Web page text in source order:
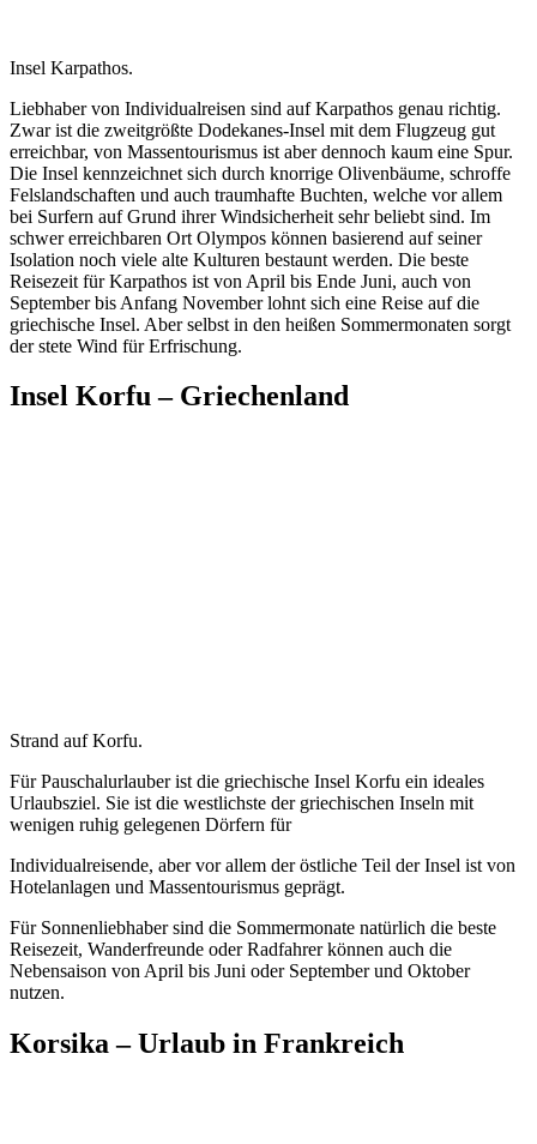
Insel Karpathos.
Liebhaber von Individualreisen sind auf Karpathos genau richtig.
Zwar ist die zweitgrößte Dodekanes-Insel mit dem Flugzeug gut
erreichbar, von Massentourismus ist aber dennoch kaum eine Spur.
Die Insel kennzeichnet sich durch knorrige Olivenbäume, schroffe
Felslandschaften und auch traumhafte Buchten, welche vor allem
bei Surfern auf Grund ihrer Windsicherheit sehr beliebt sind. Im
schwer erreichbaren Ort Olympos können basierend auf seiner
Isolation noch viele alte Kulturen bestaunt werden. Die beste
Reisezeit für Karpathos ist von April bis Ende Juni, auch von
September bis Anfang November lohnt sich eine Reise auf die
griechische Insel. Aber selbst in den heißen Sommermonaten sorgt
der stete Wind für Erfrischung.
Insel Korfu – Griechenland
Strand auf Korfu.
Für Pauschalurlauber ist die griechische Insel Korfu ein ideales
Urlaubsziel. Sie ist die westlichste der griechischen Inseln mit
wenigen ruhig gelegenen Dörfern für
Individualreisende, aber vor allem der östliche Teil der Insel ist von
Hotelanlagen und Massentourismus geprägt.
Für Sonnenliebhaber sind die Sommermonate natürlich die beste
Reisezeit, Wanderfreunde oder Radfahrer können auch die
Nebensaison von April bis Juni oder September und Oktober
nutzen.
Korsika – Urlaub in Frankreich